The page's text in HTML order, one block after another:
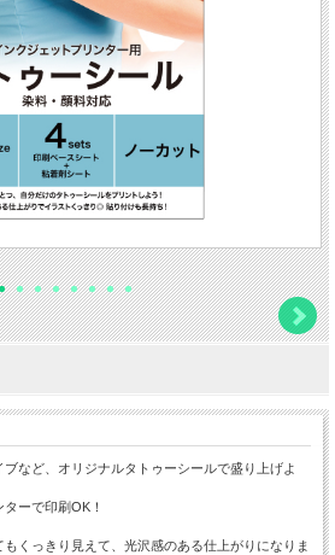
など、オリジナルタトゥーシールで盛り上げよ
ーで印刷OK！
くっきり見えて、光沢感のある仕上がりになりま